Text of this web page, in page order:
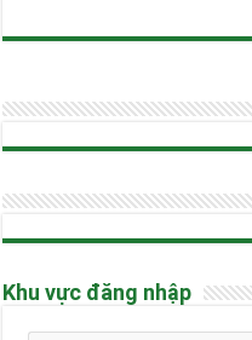
Khu vực đăng nhập